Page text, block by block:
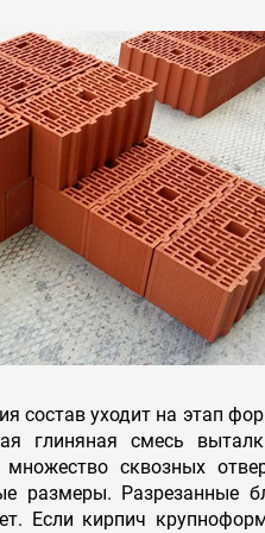
состав уходит на этап
глиняная смесь
сквозных
размеры. Разрезанные
Если кирпич